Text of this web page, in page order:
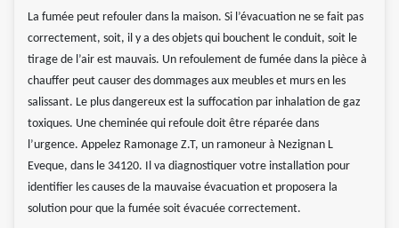
La fumée peut refouler dans la maison. Si l’évacuation ne se fait pas
correctement, soit, il y a des objets qui bouchent le conduit, soit le
tirage de l’air est mauvais. Un refoulement de fumée dans la pièce à
chauffer peut causer des dommages aux meubles et murs en les
salissant. Le plus dangereux est la suffocation par inhalation de gaz
toxiques. Une cheminée qui refoule doit être réparée dans
l’urgence. Appelez Ramonage Z.T, un ramoneur à Nezignan L
Eveque, dans le 34120. Il va diagnostiquer votre installation pour
identifier les causes de la mauvaise évacuation et proposera la
solution pour que la fumée soit évacuée correctement.